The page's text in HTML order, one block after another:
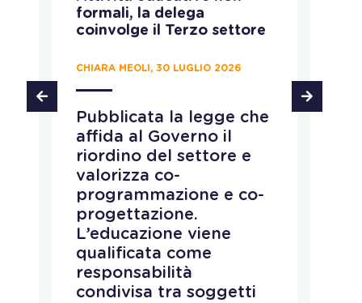
formali, la delega
coinvolge il Terzo settore
CHIARA MEOLI, 30 LUGLIO 2026
Pubblicata la legge che
affida al Governo il
riordino del settore e
valorizza co-
programmazione e co-
progettazione.
L’educazione viene
qualificata come
responsabilità
condivisa tra soggetti